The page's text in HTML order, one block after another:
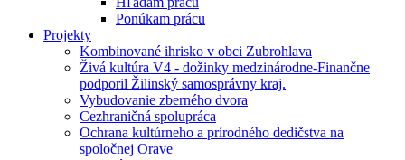
Ponúkam prácu
Projekty
Kombinované ihrisko v obci Zubrohlava
Živá kultúra V4 - dožinky medzinárodne-Finančne
podporil Žilinský samosprávny kraj.
Vybudovanie zberného dvora
Cezhraničná spolupráca
Ochrana kultúrneho a prírodného dedičstva na
spoločnej Orave